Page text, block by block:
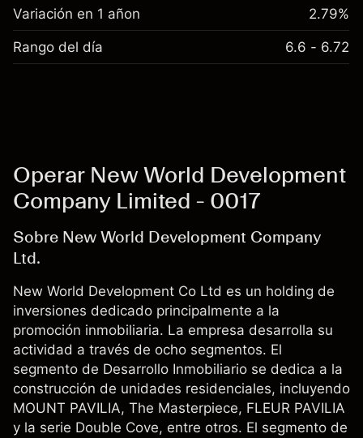
Variación en 1 añon 2.79%
Rango del día 6.6 - 6.72
Operar New World Development
Company Limited - 0017
Sobre New World Development Company
Ltd.
New World Development Co Ltd es un holding de
inversiones dedicado principalmente a la
promoción inmobiliaria. La empresa desarrolla su
actividad a través de ocho segmentos. El
segmento de Desarrollo Inmobiliario se dedica a la
construcción de unidades residenciales, incluyendo
MOUNT PAVILIA, The Masterpiece, FLEUR PAVILIA
y la serie Double Cove, entre otros. El segmento de